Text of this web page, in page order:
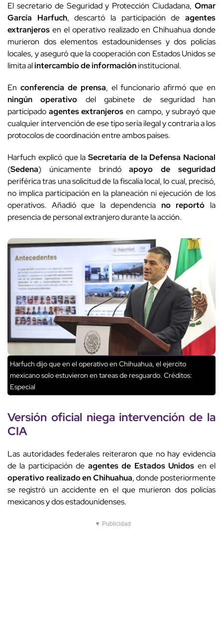
El secretario de Seguridad y Protección Ciudadana, Omar
García Harfuch, descartó la participación deagentes
extranjeros en el operativo realizado en Chihuahua donde
murieron dos elementos estadounidenses y dos policías
locales, y aseguró que la cooperación con Estados Unidos se
limita alintercambio de informacióninstitucional.
En conferencia de prensa, el funcionario afirmó que en
ningún operativo del gabinete de seguridad han
participado agentes extranjeros en campo, y subrayó que
cualquier intervención de ese tipo sería ilegal y contraria a los
protocolos de coordinación entre ambos países.
Harfuch explicó que la Secretaría de la Defensa Nacional
(Sedena) únicamente brindóapoyo de seguridad
periférica tras una solicitud de la fiscalía local, lo cual, precisó,
no implica participación en la planeación ni ejecución de los
operativos. Añadió que la dependencia no reportó la
presencia de personal extranjero durante la acción.
Harfuch dijo que en el operativo en Chihuahua, el ejercito
mexicano solo estuvieron en tareas de resguardo. Créditos:
Especial
Versión oficial niega intervención de la
CIA
Las autoridades federales reiteraron que no hay evidencia
de la participación de agentes de Estados Unidos en el
operativo realizado en Chihuahua, donde posteriormente
se registró un accidente en el que murieron dos policías
mexicanos y dos estadounidenses.
▼ Publicidad